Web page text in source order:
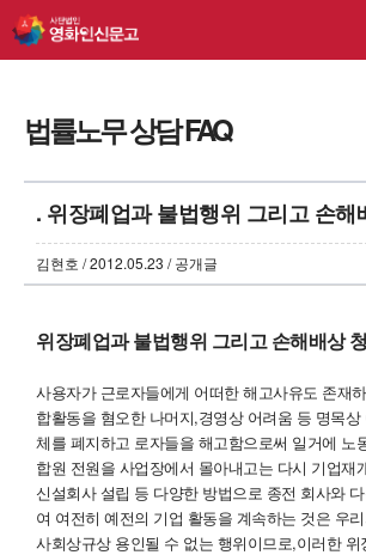
법률노무 상담 FAQ
. 위장폐업과 불법행위 그리고 손해
김현호 / 2012.05.23 / 공개글
위장폐업과 불법행위 그리고 손해배상
사용자가 근로자들에게 어떠한 해고사유도 존재
합활동을 혐오한 나머지,경영상 어려움 등 명목
체를 폐지하고 로자들을 해고함으로써 일거에 노
합원 전원을 사업장에서 몰아내고는 다시 기업재
신설회사 설립 등 다양한 방법으로 종전 회사와
여 여전히 예전의 기업 활동을 계속하는 것은 우
사회상규상 용인될 수 없는 행위이므로,이러한